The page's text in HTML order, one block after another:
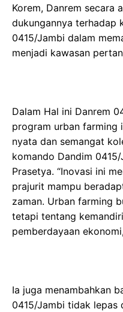
Korem, Danrem secara
dukungannya terhadap
0415/Jambi dalam
menjadi kawasan
Dalam Hal ini Danrem
program urban farming
nyata dan semangat
komando Dandim
Prasetya. “Inovasi ini
prajurit mampu
zaman. Urban farming
tetapi tentang
pemberdayaan
Ia juga menambahkan
0415/Jambi tidak lepas